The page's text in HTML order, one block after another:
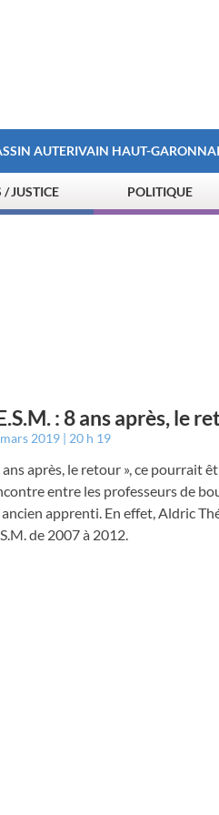
AUTERIVAIN HAUT-
/ JUSTICE POLITIQUE
: 8 ans après, le
2019 20 h 19
ans après, le retour », ce pourrait
entre les professeurs de
apprenti. En effet, Aldric
de 2007 à 2012.